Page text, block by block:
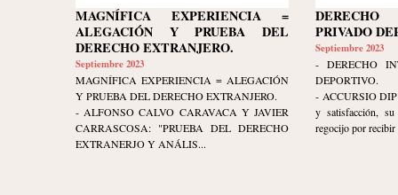
MAGNÍFICA EXPERIENCIA =
ALEGACIÓN Y PRUEBA DEL
DERECHO EXTRANJERO.
Septiembre 2023
MAGNÍFICA EXPERIENCIA = ALEGACIÓN
Y PRUEBA DEL DERECHO EXTRANJERO.
- ALFONSO CALVO CARAVACA Y JAVIER
CARRASCOSA: "PRUEBA DEL DERECHO
EXTRANERJO Y ANÁLIS...
PRIVADO
Septiembre 2023
- DERECHO
DEPORTIVO.
- ACCURSIO DIP
y satisfacción,
regocijo por recibir